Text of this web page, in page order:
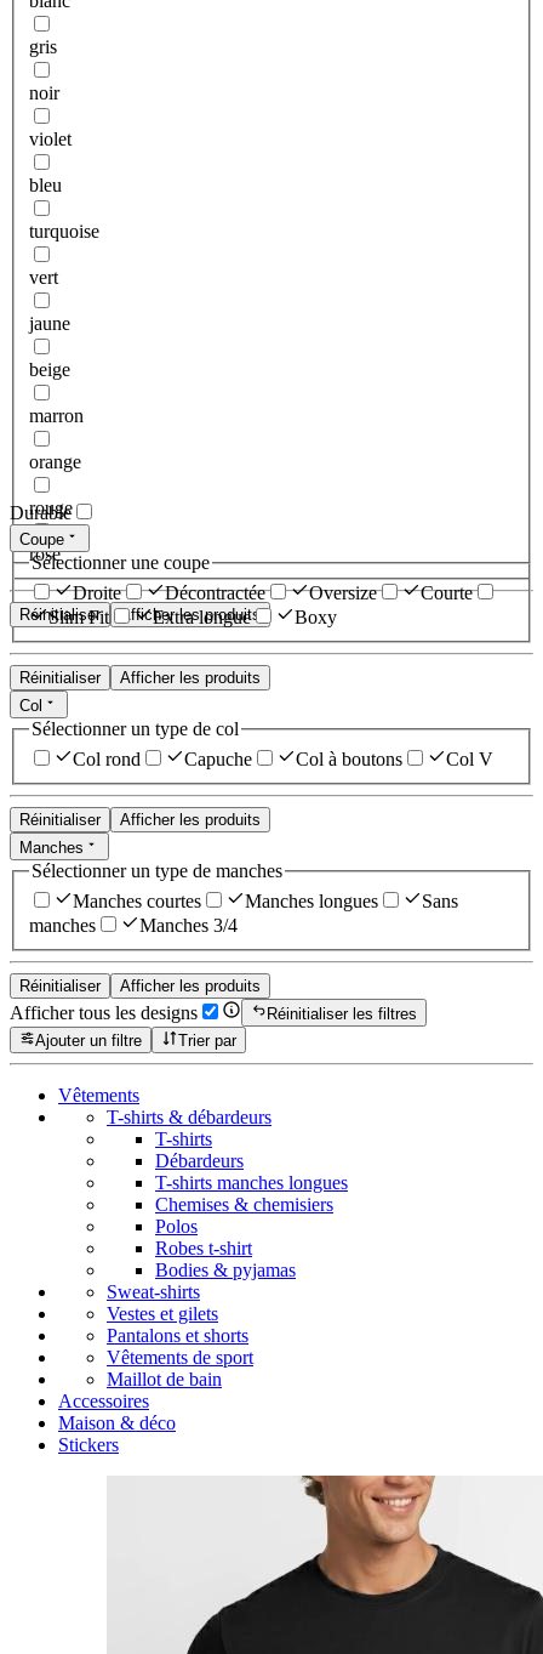
gris
noir
violet
bleu
turquoise
vert
jaune
beige
marron
orange
rouge
rose
Réinitialiser Afficher les produits
Durable
Coupe
Sélectionner une coupe
Droite
Décontractée Oversize
Courte
Slim Fit
Extra longue Boxy
Réinitialiser
Afficher les produits
Col
Sélectionner un type de col
Col rond
Capuche Col à boutons Col V
Réinitialiser
Afficher les produits
Manches
Sélectionner un type de manches
Manches courtes
Manches longues
Sans
manches
Manches 3/4
Réinitialiser Afficher les produits
Afficher tous les designs
Réinitialiser les filtres
Ajouter un filtre
Trier par
Vêtements
T-shirts & débardeurs
T-shirts
Débardeurs
T-shirts manches longues
Chemises & chemisiers
Polos
Robes t-shirt
Bodies & pyjamas
Sweat-shirts
Vestes et gilets
Pantalons et shorts
Vêtements de sport
Maillot de bain
Accessoires
Maison & déco
Stickers